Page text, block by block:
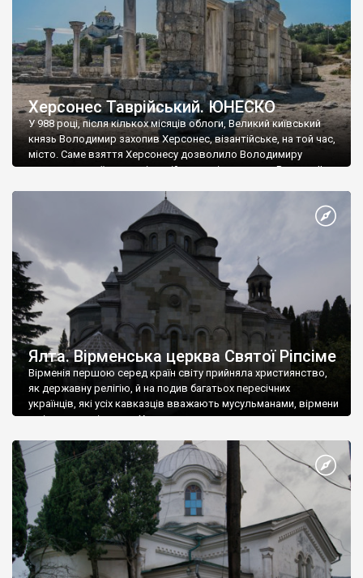
Херсонес Таврійський. ЮНЕСКО
У 988 році, після кількох місяців облоги, Великий київський
князь Володимир захопив Херсонес, візантійське, на той час,
місто. Саме взяття Херсонесу дозволило Володимиру
диктувати свої умови візантійському імператору Василю ІІ, та
Херсонесі Володимир-язичник, став Василем-християнином.
А потім було Хрещення Русі. На честь Херсонесу Таврійського
Ялта. Вірменська церква Святої Ріпсіме
Вірменія першою серед країн світу прийняла християнство,
як державну релігію, й на подив багатьох пересічних
українців, які усіх кавказців вважають мусульманами, вірмени
є відданими вірянами Христа